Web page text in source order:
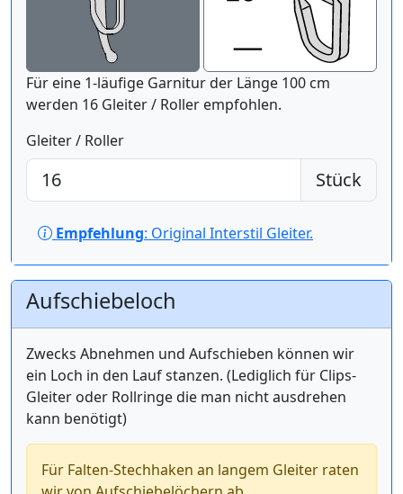
Für eine 1-läufige Garnitur der Länge 100 cm
werden 16 Gleiter / Roller empfohlen.
Gleiter / Roller
Stück
Empfehlung: Original Interstil Gleiter.
Aufschiebeloch
Zwecks Abnehmen und Aufschieben können wir
ein Loch in den Lauf stanzen. (Lediglich für Clips-
Gleiter oder Rollringe die man nicht ausdrehen
kann benötigt)
Für Falten-Stechhaken an langem Gleiter raten